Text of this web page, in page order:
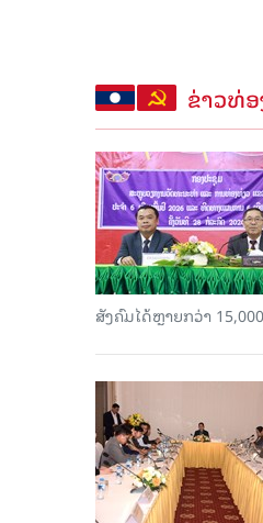
ຂ່າວທ່
ສັງຄົມໄດ້ຫຼາຍກວ່າ